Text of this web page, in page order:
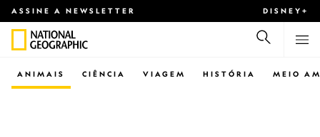
ASSINE A NEWSLETTER DISNEY+
CIÊNCIA VIAGEM
ANIMAIS HISTÓRIA MEIO